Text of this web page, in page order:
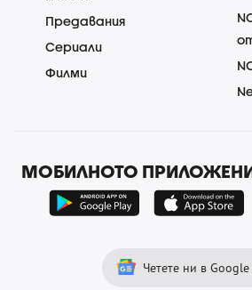
Предавания
Сериали
Филми
МОБИЛНОТО
Четете ни в